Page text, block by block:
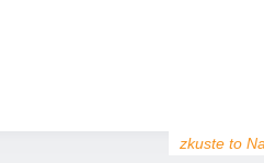
zkuste to